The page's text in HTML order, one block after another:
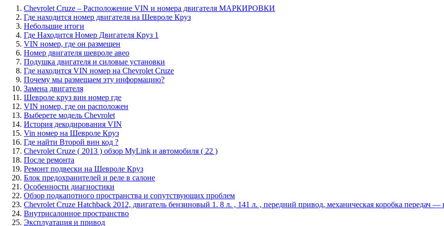
Chevrolet Cruze – Расположение VIN и номера двигателя МАРКИРОВКИ
Где находится номер двигателя на Шевроле Круз
Небольшие итоги
Где Находится Номер Двигателя Круз 1
VIN номер, где он размещен
Номер двигателя шевроле авео
Подушка двигателя и силовые установки
Где находится VIN номер на Chevrolet Cruze
Почему мы размещаем эту информацию?
Замена двигателя
Шевроле круз вин номер где
VIN номер, где он расположен
Выберете модель Chevrolet
История декодирования VIN
Vin номер на Шевроле Круз
Где найти Второй вин код ?
Chevrolet Cruze ( 2013 ) обзор MyLink и автомобиля ( 22 )
После ремонта
Ремонт подвески на Шевроле Круз
Блок предохранителей и реле в салоне
Особенности диагностики
Обзор подкапотного пространства и сопутствующих проблем
Chevrolet Cruze Hatchback 2012, двигатель бензиновый 1. 8 л. , 141 л. , передний привод, механическая коробка передач —
Внутрисалонное пространство
Эксплуатация и привод